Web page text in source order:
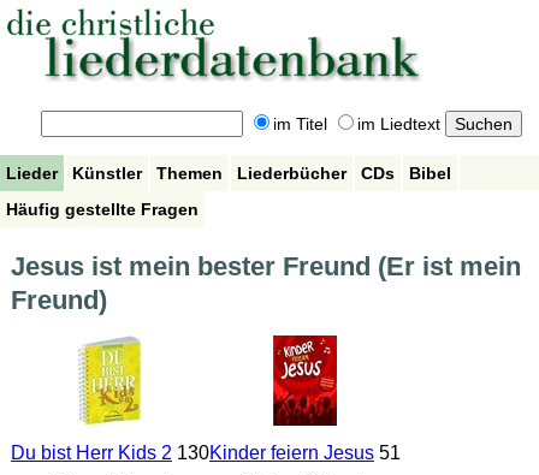
im Titel im Liedtext
Lieder Künstler Themen Liederbücher CDs
Bibel
Häufig gestellte Fragen
Jesus ist mein bester Freund (Er ist mein
Freund)
Du bist Herr Kids 2 130Kinder feiern Jesus51